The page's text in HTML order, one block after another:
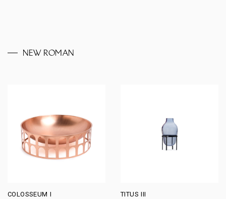
NEW ROMAN
COLOSSEUM I TITUS III